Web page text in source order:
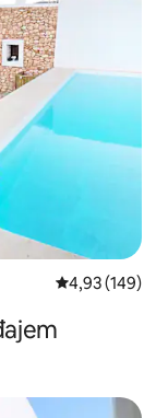
Prosječna
4,93 (149)